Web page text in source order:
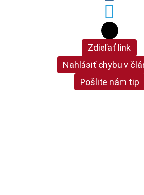
Zdieľať link
Nahlásiť chybu v
Pošlite nám tip